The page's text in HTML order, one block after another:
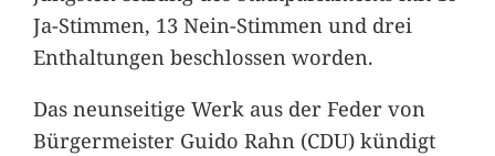
Ja-Stimmen, 13 Nein-Stimmen und drei
Enthaltungen beschlossen worden.
Das neunseitige Werk aus der Feder von
Bürgermeister Guido Rahn (CDU) kündigt